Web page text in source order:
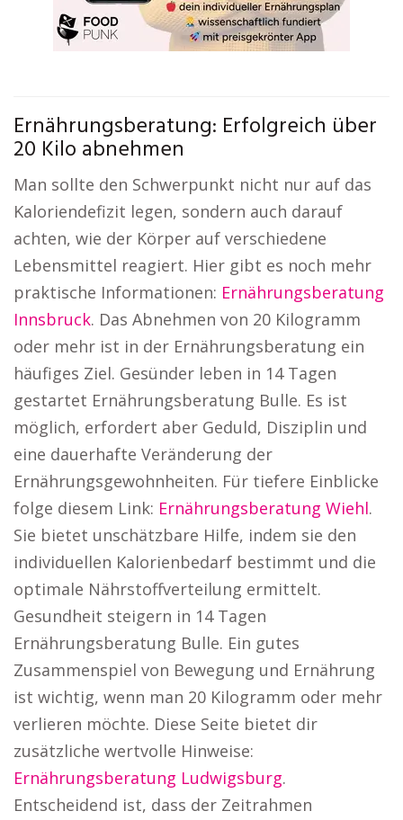
Ernährungsberatung: Erfolgreich über
20 Kilo abnehmen
Man sollte den Schwerpunkt nicht nur auf das
Kaloriendefizit legen, sondern auch darauf
achten, wie der Körper auf verschiedene
Lebensmittel reagiert. Hier gibt es noch mehr
praktische Informationen: Ernährungsberatung
Innsbruck. Das Abnehmen von 20 Kilogramm
oder mehr ist in der Ernährungsberatung ein
häufiges Ziel. Gesünder leben in 14 Tagen
gestartet Ernährungsberatung Bulle. Es ist
möglich, erfordert aber Geduld, Disziplin und
eine dauerhafte Veränderung der
Ernährungsgewohnheiten. Für tiefere Einblicke
folge diesem Link: Ernährungsberatung Wiehl.
Sie bietet unschätzbare Hilfe, indem sie den
individuellen Kalorienbedarf bestimmt und die
optimale Nährstoffverteilung ermittelt.
Gesundheit steigern in 14 Tagen
Ernährungsberatung Bulle. Ein gutes
Zusammenspiel von Bewegung und Ernährung
ist wichtig, wenn man 20 Kilogramm oder mehr
verlieren möchte. Diese Seite bietet dir
zusätzliche wertvolle Hinweise:
Ernährungsberatung Ludwigsburg.
Entscheidend ist, dass der Zeitrahmen